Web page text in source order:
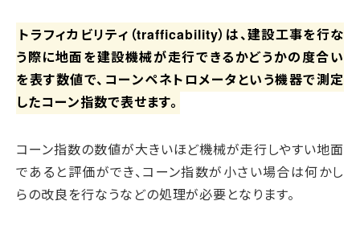
トラフィカビリティ（trafficability）は、建設工事を行な
う際に地面を建設機械が走行できるかどうかの度合い
を表す数値で、コーンペネトロメータという機器で測定
したコーン指数で表せます。
コーン指数の数値が大きいほど機械が走行しやすい地面
であると評価ができ、コーン指数が小さい場合は何かし
らの改良を行なうなどの処理が必要となります。